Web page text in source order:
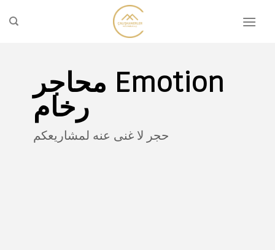
للمحتوى
Emotion محاجر
رخام
حجر لا غنى عنه لمشاريعكم